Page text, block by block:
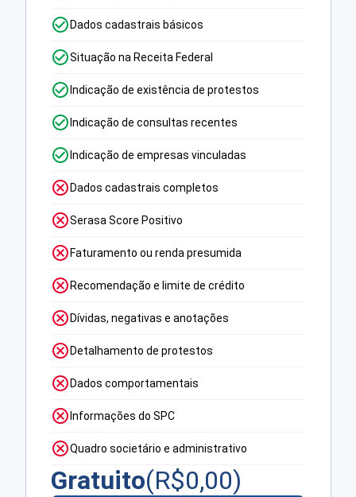
Dados cadastrais básicos
Situação na Receita Federal
Indicação de existência de protestos
Indicação de consultas recentes
Indicação de empresas vinculadas
Dados cadastrais completos
Serasa Score Positivo
Faturamento ou renda presumida
Recomendação e limite de crédito
Dívidas, negativas e anotações
Detalhamento de protestos
Dados comportamentais
Informações do SPC
Quadro societário e administrativo
Gratuito(R$0,00)